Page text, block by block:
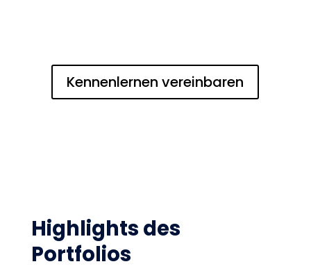
Kennenlernen vereinbaren
Highlights des
Portfolios